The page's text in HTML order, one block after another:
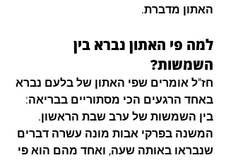
האתון מדברת.
למה פי האתון נברא בין
השמשות?
חז"ל אומרים שפי האתון של בלעם נברא
באחד הרגעים הכי מסתוריים בבריאה:
בין השמשות של ערב שבת הראשון.
המשנה בפרקי אבות מונה עשרה דברים
שנבראו באותה שעה, ואחד מהם הוא פי